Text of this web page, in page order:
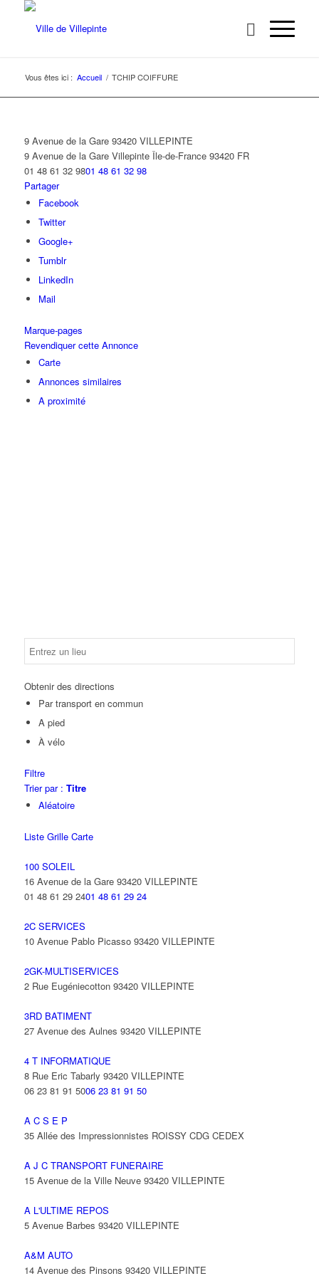
Vous êtes ici : Accueil / TCHIP COIFFURE
9 Avenue de la Gare 93420 VILLEPINTE
9 Avenue de la Gare Villepinte Île-de-France 93420 FR
01 48 61 32 9801 48 61 32 98
Partager
Facebook
Twitter
Google+
Tumblr
LinkedIn
Mail
Marque-pages
Revendiquer cette Annonce
Carte
Annonces similaires
A proximité
Obtenir des directions
Par transport en commun
A pied
À vélo
Filtre
Trier par : Titre
Aléatoire
Liste Grille Carte
100 SOLEIL
16 Avenue de la Gare 93420 VILLEPINTE
01 48 61 29 2401 48 61 29 24
2C SERVICES
10 Avenue Pablo Picasso 93420 VILLEPINTE
2GK-MULTISERVICES
2 Rue Eugéniecotton 93420 VILLEPINTE
3RD BATIMENT
27 Avenue des Aulnes 93420 VILLEPINTE
4 T INFORMATIQUE
8 Rue Eric Tabarly 93420 VILLEPINTE
06 23 81 91 5006 23 81 91 50
A C S E P
35 Allée des Impressionnistes ROISSY CDG CEDEX
A J C TRANSPORT FUNERAIRE
15 Avenue de la Ville Neuve 93420 VILLEPINTE
A L'ULTIME REPOS
5 Avenue Barbes 93420 VILLEPINTE
A&M AUTO
14 Avenue des Pinsons 93420 VILLEPINTE